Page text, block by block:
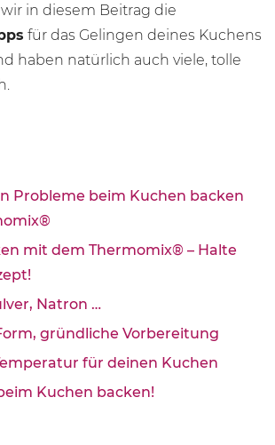
in diesem Beitrag die
für das Gelingen deines Kuchens
haben natürlich auch viele, tolle
Probleme beim Kuchen backen
mit dem Thermomix® – Halte
Natron …
gründliche Vorbereitung
für deinen Kuchen
Kuchen backen!